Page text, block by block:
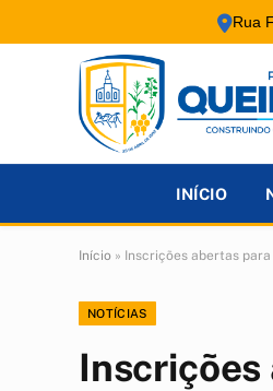
Rua
INÍCIO
Início » Inscrições abertas
NOTÍCIAS
Inscrições